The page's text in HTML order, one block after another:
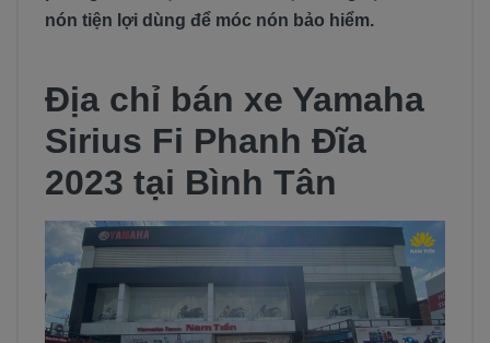
nón tiện lợi dùng để móc nón bảo hiểm.
Địa chỉ bán xe Yamaha
Sirius Fi Phanh Đĩa
2023 tại Bình Tân